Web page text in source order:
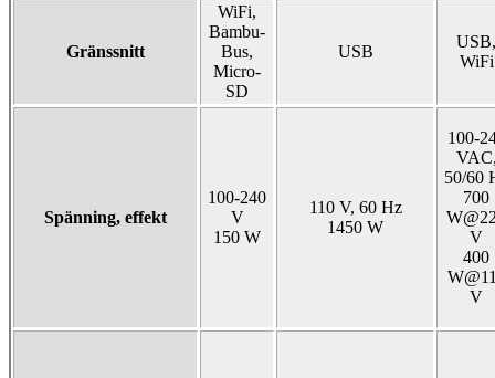
Gränssnitt
WiFi,
Bambu-
Bus,
Micro-
SD
USB
USB,
WiFi
Spänning, effekt
100-240
V
150 W
110 V, 60 Hz
1450 W
100-
50/60
700
V
400
V